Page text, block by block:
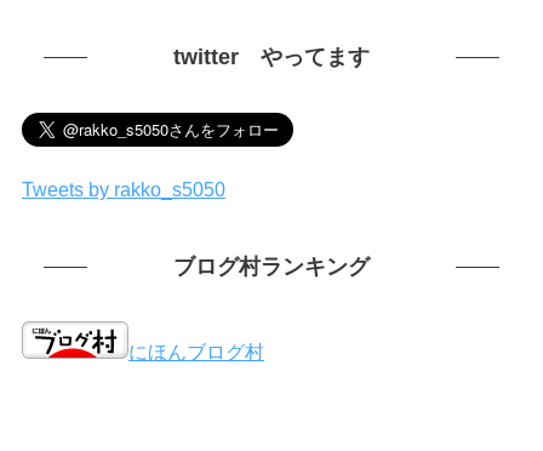
twitter やってます
Tweets by rakko_s5050
ブログ村ランキング
にほんブログ村